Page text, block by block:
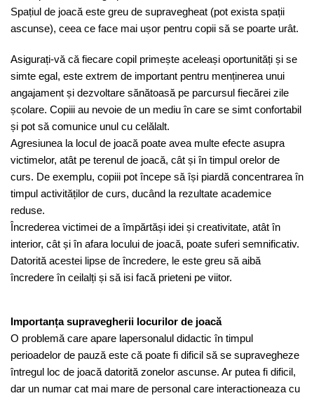
Spațiul de joacă este greu de supravegheat (pot exista spații
ascunse), ceea ce face mai ușor pentru copii să se poarte urât.
Asigurați-vă că fiecare copil primește aceleași oportunități și se
simte egal, este extrem de important pentru menținerea unui
angajament și dezvoltare sănătoasă pe parcursul fiecărei zile
școlare. Copiii au nevoie de un mediu în care se simt confortabil
și pot să comunice unul cu celălalt.
Agresiunea la locul de joacă poate avea multe efecte asupra
victimelor, atât pe terenul de joacă, cât și în timpul orelor de
curs. De exemplu, copiii pot începe să își piardă concentrarea în
timpul activităților de curs, ducând la rezultate academice
reduse.
Încrederea victimei de a împărtăși idei și creativitate, atât în
interior, cât și în afara locului de joacă, poate suferi semnificativ.
Datorită acestei lipse de încredere, le este greu să aibă
încredere în ceilalți și să isi facă prieteni pe viitor.
Importanța supravegherii locurilor de joacă
O problemă care apare lapersonalul didactic în timpul
perioadelor de pauză este că poate fi dificil să se supravegheze
întregul loc de joacă datorită zonelor ascunse. Ar putea fi dificil,
dar un numar cat mai mare de personal care interactioneaza cu